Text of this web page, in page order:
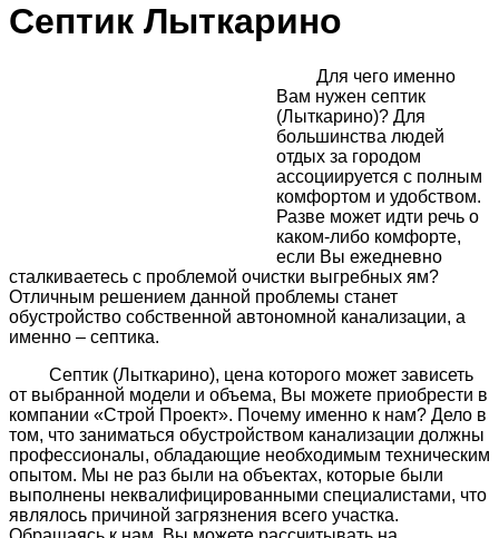
Септик Лыткарино
Для чего именно
Вам нужен септик
(Лыткарино)? Для
большинства людей
отдых за городом
ассоциируется с полным
комфортом и удобством.
Разве может идти речь о
каком-либо комфорте,
если Вы ежедневно
сталкиваетесь с проблемой очистки выгребных ям?
Отличным решением данной проблемы станет
обустройство собственной автономной канализации, а
именно – септика.
Септик (Лыткарино), цена которого может зависеть
от выбранной модели и объема, Вы можете приобрести в
компании «Строй Проект». Почему именно к нам? Дело в
том, что заниматься обустройством канализации должны
профессионалы, обладающие необходимым техническим
опытом. Мы не раз были на объектах, которые были
выполнены неквалифицированными специалистами, что
являлось причиной загрязнения всего участка.